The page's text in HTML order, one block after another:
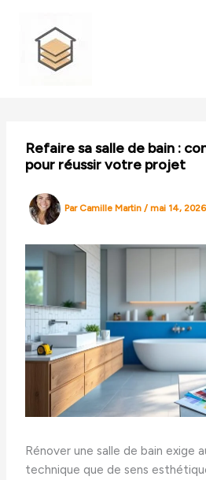
contenu
Refaire sa salle de bain :
pour réussir votre projet
ParCamille Martin/mai 14, 2026
Rénover une salle de bain exige
technique que de sens